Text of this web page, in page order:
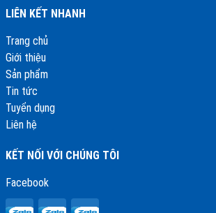
LIÊN KẾT NHANH
Trang chủ
Giới thiệu
Sản phẩm
Tin tức
Tuyển dụng
Liên hệ
KẾT NỐI VỚI CHÚNG TÔI
Facebook